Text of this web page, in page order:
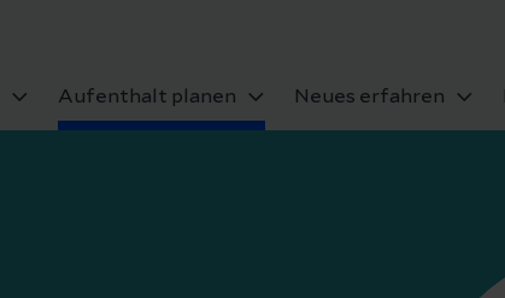
Aufenthalt planen Neues erfahren